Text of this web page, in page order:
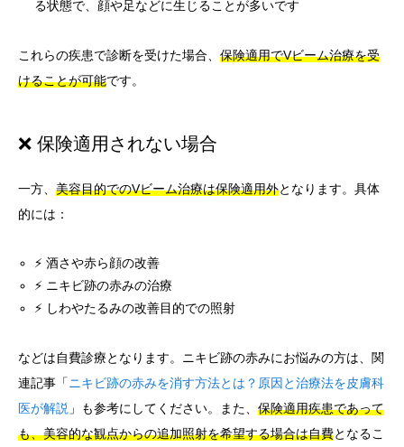
る状態で、顔や足などに生じることが多いです
これらの疾患で診断を受けた場合、 保険適用でVビーム治療を受
けることが可能です。
❌ 保険適用されない場合
一方、 美容目的でのVビーム治療は保険適用外となります。具体
的には：
⚡ 酒さや赤ら顔の改善
⚡ ニキビ跡の赤みの治療
⚡ しわやたるみの改善目的での照射
などは自費診療となります。ニキビ跡の赤みにお悩みの方は、関
連記事「ニキビ跡の赤みを消す方法とは？原因と治療法を皮膚科
医が解説 」も参考にしてください。また、 保険適用疾患であって
も、美容的な観点からの追加照射を希望する場合は自費となるこ